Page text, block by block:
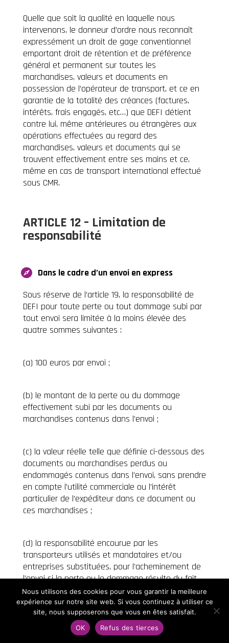
Quelle que soit la qualité en laquelle nous
intervenons, le donneur d’ordre nous reconnaît
expressément un droit de gage conventionnel
emportant droit de rétention et de préférence
général et permanent sur toutes les
marchandises, valeurs et documents en
possession de l’opérateur de transport, et ce en
garantie de la totalité des créances (factures,
intérêts, frais engagés, etc…) que DEFI détient
contre lui, même antérieures ou étrangères aux
opérations effectuées au regard des
marchandises, valeurs et documents qui se
trouvent effectivement entre ses mains et ce,
même en cas de transport international effectué
sous CMR.
ARTICLE 12 – Limitation de
responsabilité
Dans le cadre d’un envoi en express
Sous réserve de l’article 19, la responsabilité de
DEFI pour toute perte ou tout dommage subi par
tout envoi sera limitée à la moins élevée des
quatre sommes suivantes :
(a) 100 euros par envoi ;
(b) le montant de la perte ou du dommage
effectivement subi par les documents ou
marchandises contenus dans l’envoi ;
(c) la valeur réelle telle que définie ci-dessous des
documents ou marchandises perdus ou
endommagés contenus dans l’envoi, sans prendre
en compte l’utilité commerciale ou l’intérêt
particulier de l’expéditeur dans ce document ou
ces marchandises ;
(d) la responsabilité encourue par les
transporteurs utilisés et mandataires et/ou
entreprises substituées, pour l’acheminement de
l’envoi si la perte ou le dommage résulte du fait
des substitués.
Valeur Réelle :
Nous utilisons des cookies pour vous garantir la meilleure
expérience sur notre site web. Si vous continuez à utiliser ce
site, nous supposerons que vous en êtes satisfait.
OK
Refus des tierces